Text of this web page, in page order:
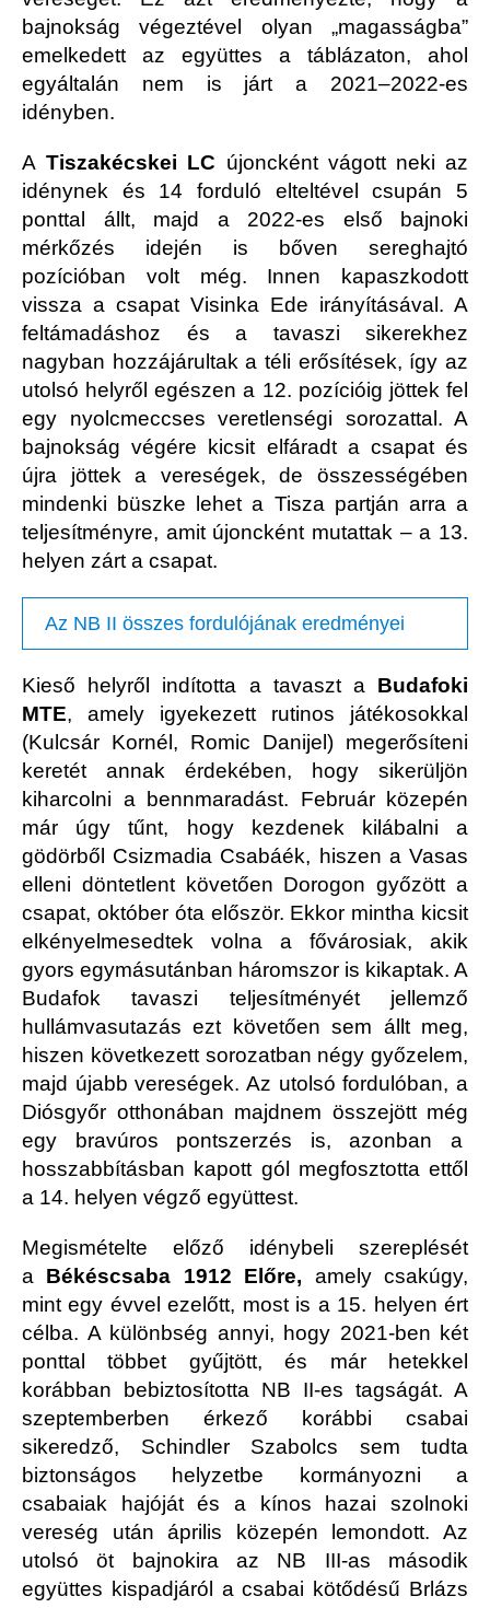
bajnokság végeztével olyan „magasságba”
emelkedett az együttes a táblázaton, ahol
egyáltalán nem is járt a 2021–2022-es
idényben.
ATiszakécskei LC újoncként vágott neki az
idénynek és 14 forduló elteltével csupán 5
ponttal állt, majd a 2022-es első bajnoki
mérkőzés idején is bőven sereghajtó
pozícióban volt még. Innen kapaszkodott
vissza a csapat Visinka Ede irányításával. A
feltámadáshoz és a tavaszi sikerekhez
nagyban hozzájárultak a téli erősítések, így az
utolsó helyről egészen a 12. pozícióig jöttek fel
egy nyolcmeccses veretlenségi sorozattal. A
bajnokság végére kicsit elfáradt a csapat és
újra jöttek a vereségek, de összességében
mindenki büszke lehet a Tisza partján arra a
teljesítményre, amit újoncként mutattak – a 13.
helyen zárt a csapat.
Az NB II összes fordulójának eredményei
Kieső helyről indította a tavaszt a Budafoki
MTE, amely igyekezett rutinos játékosokkal
(Kulcsár Kornél, Romic Danijel) megerősíteni
keretét annak érdekében, hogy sikerüljön
kiharcolni a bennmaradást. Február közepén
már úgy tűnt, hogy kezdenek kilábalni a
gödörből Csizmadia Csabáék, hiszen a Vasas
elleni döntetlent követően Dorogon győzött a
csapat, október óta először. Ekkor mintha kicsit
elkényelmesedtek volna a fővárosiak, akik
gyors egymásutánban háromszor is kikaptak. A
Budafok tavaszi teljesítményét jellemző
hullámvasutazás ezt követően sem állt meg,
hiszen következett sorozatban négy győzelem,
majd újabb vereségek. Az utolsó fordulóban, a
Diósgyőr otthonában majdnem összejött még
egy bravúros pontszerzés is, azonban a
hosszabbításban kapott gól megfosztotta ettől
a 14. helyen végző együttest.
Megismételte előző idénybeli szereplését
a Békéscsaba 1912 Előre, amely csakúgy,
mint egy évvel ezelőtt, most is a 15. helyen ért
célba. A különbség annyi, hogy 2021-ben két
ponttal többet gyűjtött, és már hetekkel
korábban bebiztosította NB II-es tagságát. A
szeptemberben érkező korábbi csabai
sikeredző, Schindler Szabolcs sem tudta
biztonságos helyzetbe kormányozni a
csabaiak hajóját és a kínos hazai szolnoki
vereség után április közepén lemondott. Az
utolsó öt bajnokira az NB III-as második
együttes kispadjáról a csabai kötődésű Brlázs